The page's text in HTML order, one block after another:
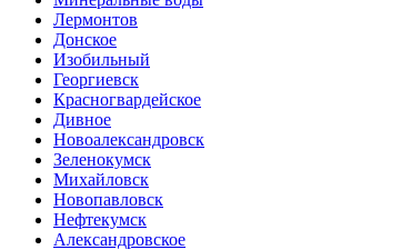
Лермонтов
Донское
Изобильный
Георгиевск
Красногвардейское
Дивное
Новоалександровск
Зеленокумск
Михайловск
Новопавловск
Нефтекумск
Александровское